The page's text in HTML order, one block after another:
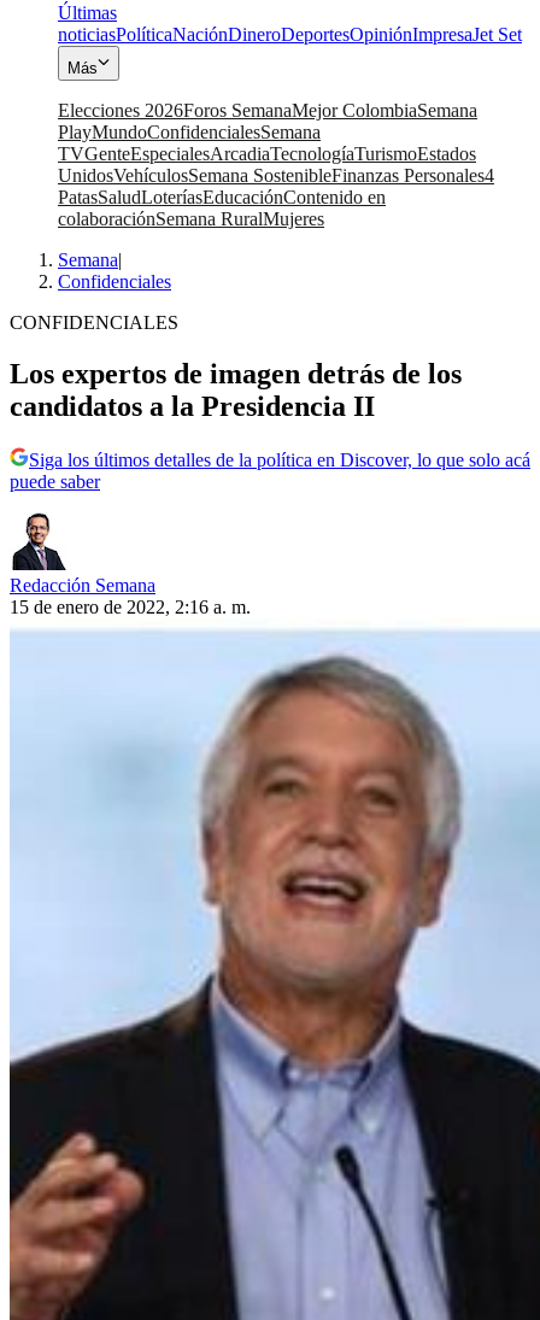
Últimas
noticiasPolíticaNaciónDineroDeportesOpiniónImpresaJet Set
Más
Elecciones 2026Foros SemanaMejor ColombiaSemana
PlayMundoConfidencialesSemana
TVGenteEspecialesArcadiaTecnologíaTurismoEstados
UnidosVehículosSemana SostenibleFinanzas Personales4
PatasSaludLoteríasEducaciónContenido en
colaboraciónSemana RuralMujeres
Semana|
Confidenciales
CONFIDENCIALES
Los expertos de imagen detrás de los
candidatos a la Presidencia II
Siga los últimos detalles de la política en Discover, lo que solo acá
puede saber
Redacción Semana
15 de enero de 2022, 2:16 a. m.